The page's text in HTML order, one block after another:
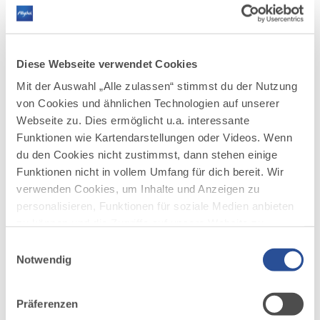
Diese Webseite verwendet Cookies
Mit der Auswahl „Alle zulassen“ stimmst du der Nutzung
von Cookies und ähnlichen Technologien auf unserer
Webseite zu. Dies ermöglicht u.a. interessante
Funktionen wie Kartendarstellungen oder Videos. Wenn
du den Cookies nicht zustimmst, dann stehen einige
Funktionen nicht in vollem Umfang für dich bereit. Wir
verwenden Cookies, um Inhalte und Anzeigen zu
personalisieren, Funktionen für soziale Medien anbieten
deiner Verwendung unserer Website an unsere Partner
möglicherweise mit weiteren Daten zusammen, die du
Notwendig
Präferenzen
3
Winterwandern auf dem Carl
Hirnbeinweg
©
Wälder auf gespurter Trasse nach Missen-Wilhams.
4,7 km 1:20 h
186 m mittel
WINTERWANDERN
Winterwanderung zur Falkenhütte
Winterwanderparadies: herrliche Panoramen auf die
Gebiet auch im Winter zu entdecken. Der hier
dazu